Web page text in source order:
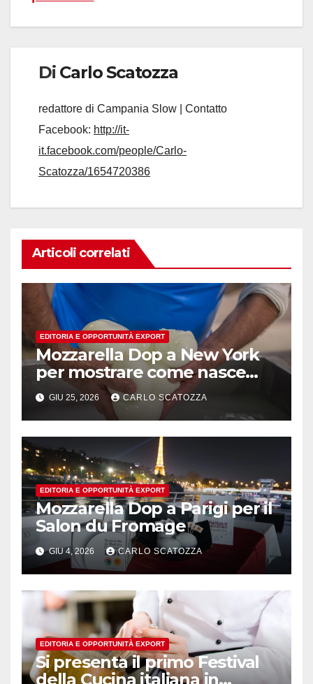
Di Carlo Scatozza
redattore di Campania Slow | Contatto
Facebook: http://it-
it.facebook.com/people/Carlo-
Scatozza/1654720386
Articoli correlati
EDITORIA E OPPORTUNITÀ EXPORT
Mozzarella Dop a New York
per mostrare come nasce
l’oro bianco del sud
GIU 25, 2026 CARLO SCATOZZA
EDITORIA E OPPORTUNITÀ EXPORT
Mozzarella Dop a Parigi per il
Salon du Fromage
GIU 4, 2026 CARLO SCATOZZA
EDITORIA E OPPORTUNITÀ EXPORT
Si presenta il primo Festival
della Cucina italiana in